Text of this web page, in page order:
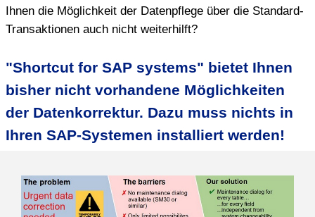
Ihnen die Möglichkeit der Datenpflege über die Standard-
Transaktionen auch nicht weiterhilft?
"Shortcut for SAP systems" bietet Ihnen
bisher nicht vorhandene Möglichkeiten
der Datenkorrektur. Dazu muss nichts in
Ihren SAP-Systemen installiert werden!